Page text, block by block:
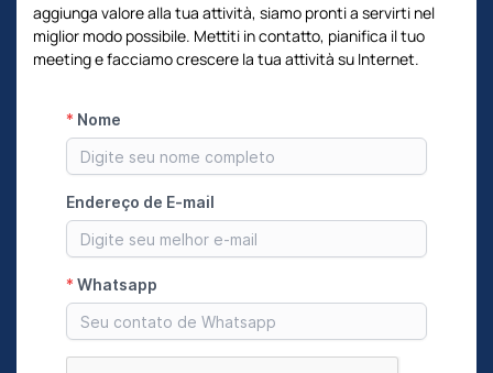
aggiunga valore alla tua attività, siamo pronti a servirti nel
miglior modo possibile. Mettiti in contatto, pianifica il tuo
meeting e facciamo crescere la tua attività su Internet.